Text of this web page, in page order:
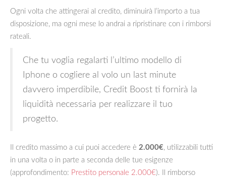
Ogni volta che attingerai al credito, diminuirà l’importo a tua
disposizione, ma ogni mese lo andrai a ripristinare con i rimborsi
rateali.
Che tu voglia regalarti l’ultimo modello di
Iphone o cogliere al volo un last minute
davvero imperdibile, Credit Boost ti fornirà la
liquidità necessaria per realizzare il tuo
progetto.
Il credito massimo a cui puoi accedere è 2.000€, utilizzabili tutti
in una volta o in parte a seconda delle tue esigenze
(approfondimento: Prestito personale 2.000€). Il rimborso